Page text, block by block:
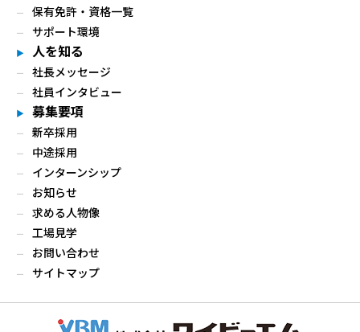
保有免許・資格一覧
サポート環境
人を知る
社長メッセージ
社員インタビュー
募集要項
新卒採用
中途採用
インターンシップ
お知らせ
求める人物像
工場見学
お問い合わせ
サイトマップ